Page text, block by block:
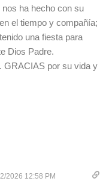
ha hecho con su
el tiempo y compañía;
una fiesta para
Dios Padre.
GRACIAS por su vida y
2026 12:58 PM